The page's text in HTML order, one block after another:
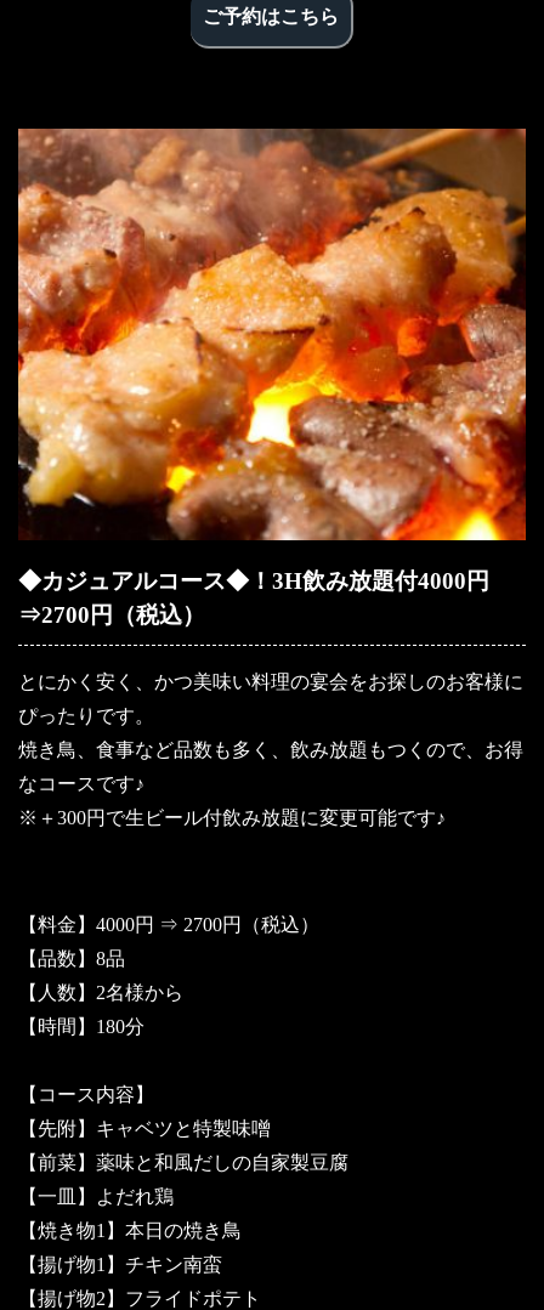
ご予約はこちら
◆カジュアルコース◆！3H飲み放題付4000円
⇒2700円（税込）
とにかく安く、かつ美味い料理の宴会をお探しのお客様に
ぴったりです。
焼き鳥、食事など品数も多く、飲み放題もつくので、お得
なコースです♪
※＋300円で生ビール付飲み放題に変更可能です♪
【料金】4000円 ⇒ 2700円（税込）
【品数】8品
【人数】2名様から
【時間】180分
【コース内容】
【先附】キャベツと特製味噌
【前菜】薬味と和風だしの自家製豆腐
【一皿】よだれ鶏
【焼き物1】本日の焼き鳥
【揚げ物1】チキン南蛮
【揚げ物2】フライドポテト